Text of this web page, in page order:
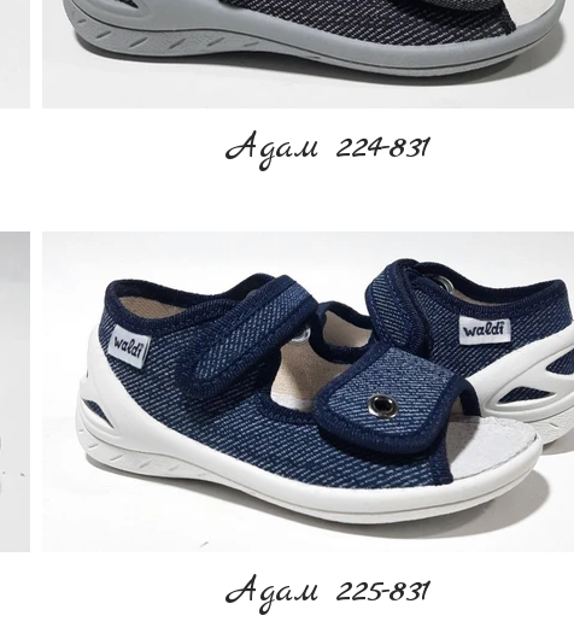
Адам 224-831
Адам 225-831